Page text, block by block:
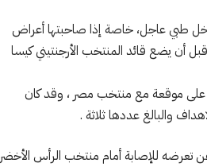
طبي عاجل، خاصة إذا صاحبتها أعراض
أن يضع قائد المنتخب الأرجنتيني كيسا
على موقعة مع منتخب مصر ، وقد كان
والبالغ عددها ثلاثة .
تعرضه للإصابة أمام منتخب الرأس الأخضر